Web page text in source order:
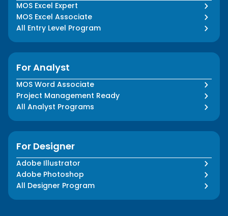
MOS Excel Expert
MOS Excel Associate
All Entry Level Program
For Analyst
MOS Word Associate
Project Management Ready
All Analyst Programs
For Designer
Adobe Illustrator
Adobe Photoshop
All Designer Program